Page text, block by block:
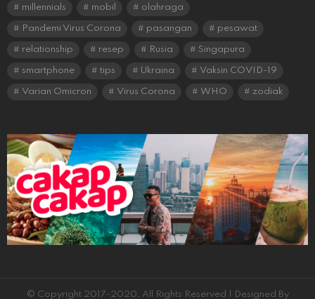
millennials mobil olahraga
Pandemi Virus Corona pasangan pesawat
relationship resep Rusia Singapura
smartphone tips Ukraina Vaksin COVID-19
Varian Omicron Virus Corona WHO zodiak
© Copyright 2017-2020, All Rights Reserved | Designed By